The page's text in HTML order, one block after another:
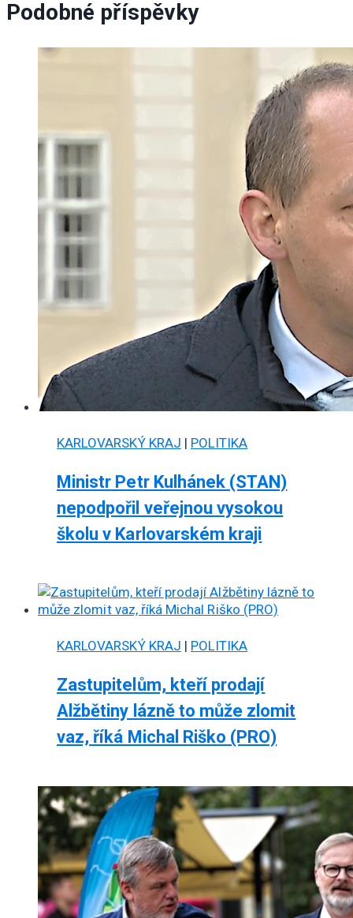
Podobné příspěvky
KARLOVARSKÝ KRAJ | POLITIKA
Ministr Petr Kulhánek (STAN)
nepodpořil veřejnou vysokou
školu v Karlovarském kraji
KARLOVARSKÝ KRAJ | POLITIKA
Zastupitelům, kteří prodají
Alžbětiny lázně to může zlomit
vaz, říká Michal Riško (PRO)